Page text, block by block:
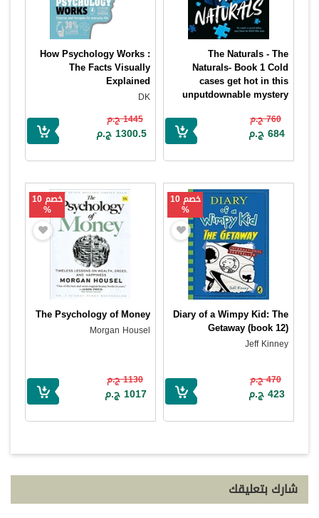
The Naturals - The
Naturals- Book 1 Cold
cases get hot in this
unputdownable mystery
Inheritance Games
Jennifer Lynn Barnes
760 ج.م
684 ج.م
How Psychology Works :
The Facts Visually
Explained
DK
1445 ج.م
1300.5 ج.م
خصم 10
%
Diary of a Wimpy Kid: The
Getaway (book 12)
Jeff Kinney
470 ج.م
423 ج.م
خصم 10
%
The Psychology of Money
Morgan Housel
1130 ج.م
1017 ج.م
شارك بتعليقك